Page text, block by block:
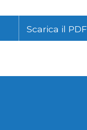
Scarica il PDF